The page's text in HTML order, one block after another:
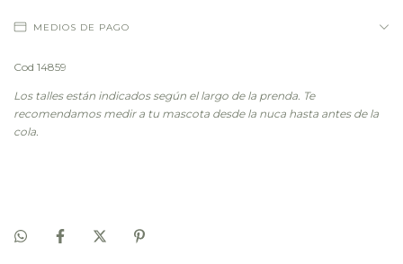
MEDIOS DE PAGO
Cod 14859
Los talles están indicados según el largo de la prenda. Te
recomendamos medir a tu mascota desde la nuca hasta antes de la
cola.